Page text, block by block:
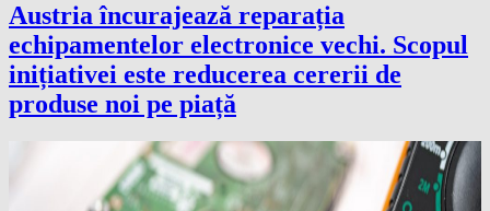
Austria încurajează reparația
echipamentelor electronice vechi. Scopul
inițiativei este reducerea cererii de
produse noi pe piață